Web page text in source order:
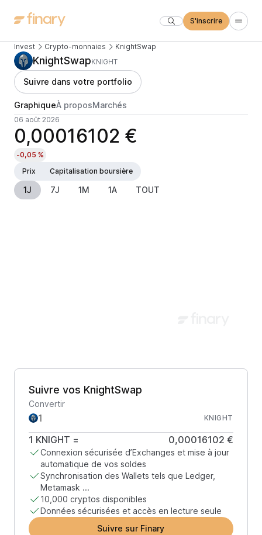
S'inscrire
Invest Crypto-monnaies KnightSwap
KnightSwapKNIGHT
Suivre dans votre portfolio
GraphiqueÀ proposMarchés
06 août 2026
0,00016102 €
-0,05 %
Prix
Capitalisation boursière
1J 7J 1M 1A TOUT
Suivre vos KnightSwap
Convertir
KNIGHT
1 KNIGHT = 0,00016102 €
Connexion sécurisée d’Exchanges et mise à jour
automatique de vos soldes
Synchronisation des Wallets tels que Ledger,
Metamask ...
10,000 cryptos disponibles
Données sécurisées et accès en lecture seule
Suivre sur Finary